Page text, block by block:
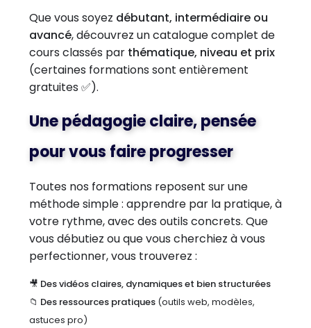
Que vous soyez débutant, intermédiaire ou
avancé, découvrez un catalogue complet de
cours classés par thématique, niveau et prix
(certaines formations sont entièrement
gratuites ✅).
Une pédagogie claire, pensée
pour vous faire progresser
Toutes nos formations reposent sur une
méthode simple : apprendre par la pratique, à
votre rythme, avec des outils concrets. Que
vous débutiez ou que vous cherchiez à vous
perfectionner, vous trouverez :
🎥 Des vidéos claires, dynamiques et bien structurées
📁 Des ressources pratiques (outils web, modèles,
astuces pro)